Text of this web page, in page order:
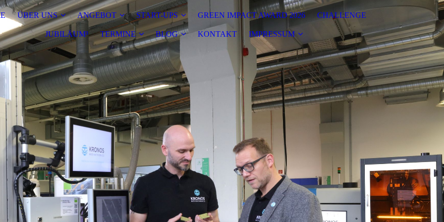
ÜBER UNS ANGEBOT START-UPS GREEN IMPACT AWARD 2026 CHALLENGE
JUBILÄUM³ TERMINE BLOG KONTAKT IMPRESSUM